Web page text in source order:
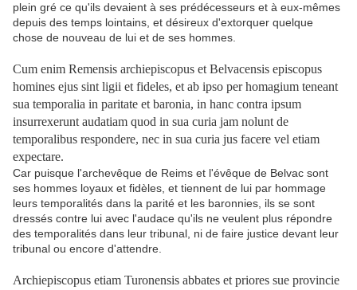
plein gré ce qu'ils devaient à ses prédécesseurs et à eux-mêmes
depuis des temps lointains, et désireux d'extorquer quelque
chose de nouveau de lui et de ses hommes.
Cum enim Remensis archiepiscopus et Belvacensis episcopus
homines ejus sint ligii et fideles, et ab ipso per homagium teneant
sua temporalia in paritate et baronia, in hanc contra ipsum
insurrexerunt audatiam quod in sua curia jam nolunt de
temporalibus respondere, nec in sua curia jus facere vel etiam
expectare.
Car puisque l'archevêque de Reims et l'évêque de Belvac sont
ses hommes loyaux et fidèles, et tiennent de lui par hommage
leurs temporalités dans la parité et les baronnies, ils se sont
dressés contre lui avec l'audace qu'ils ne veulent plus répondre
des temporalités dans leur tribunal, ni de faire justice devant leur
tribunal ou encore d'attendre.
Archiepiscopus etiam Turonensis abbates et priores sue provincie